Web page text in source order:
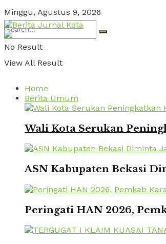
Minggu, Agustus 9, 2026
No Result
View All Result
Home
Berita Umum
Wali Kota Serukan
ASN Kabupaten Bekasi
Peringati HAN 2026,